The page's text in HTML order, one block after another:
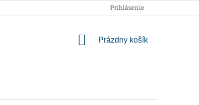
PODMIENKY OCHRANY
Prihlásenie
NÁKUPNÝ
Prázdny košík